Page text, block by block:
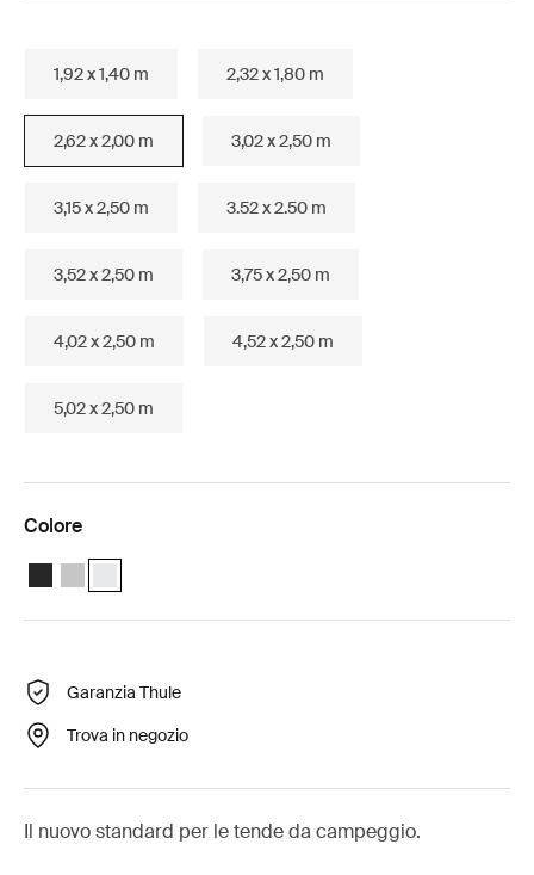
1,92 x 1,40 m 2,32 x 1,80 m
2,62 x 2,00 m 3,02 x 2,50 m
3,15 x 2,50 m 3.52 x 2.50 m
3,52 x 2,50 m 3,75 x 2,50 m
4,02 x 2,50 m 4,52 x 2,50 m
5,02 x 2,50 m
Colore
Thule Omnistor 5200 (2.62x2.00) Antracite
Thule Omnistor 5200 (2.62x2.00) Anodizzato
Thule Omnistor 5200 (2.62x2.00) Bianco (selected)
Garanzia Thule
Trova in negozio
Il nuovo standard per le tende da campeggio.